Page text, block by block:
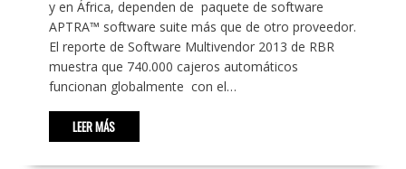
y en África, dependen de paquete de software
APTRA™ software suite más que de otro proveedor.
El reporte de Software Multivendor 2013 de RBR
muestra que 740.000 cajeros automáticos
funcionan globalmente con el…
LEER MÁS